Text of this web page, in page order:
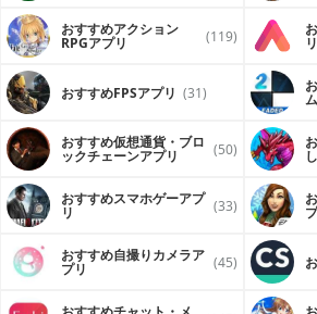
おすすめアクション
RPGアプリ (119) リ
おすすめFPSアプリ (31)
おすすめ仮想通貨・ブロ
ックチェーンアプリ (50)
おすすめスマホゲーアプ
リ (33)
おすすめ自撮りカメラア
プリ (45)